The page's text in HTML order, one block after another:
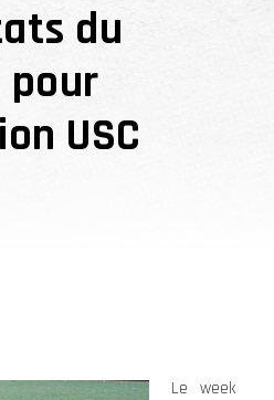
du
pour
USC
Le week